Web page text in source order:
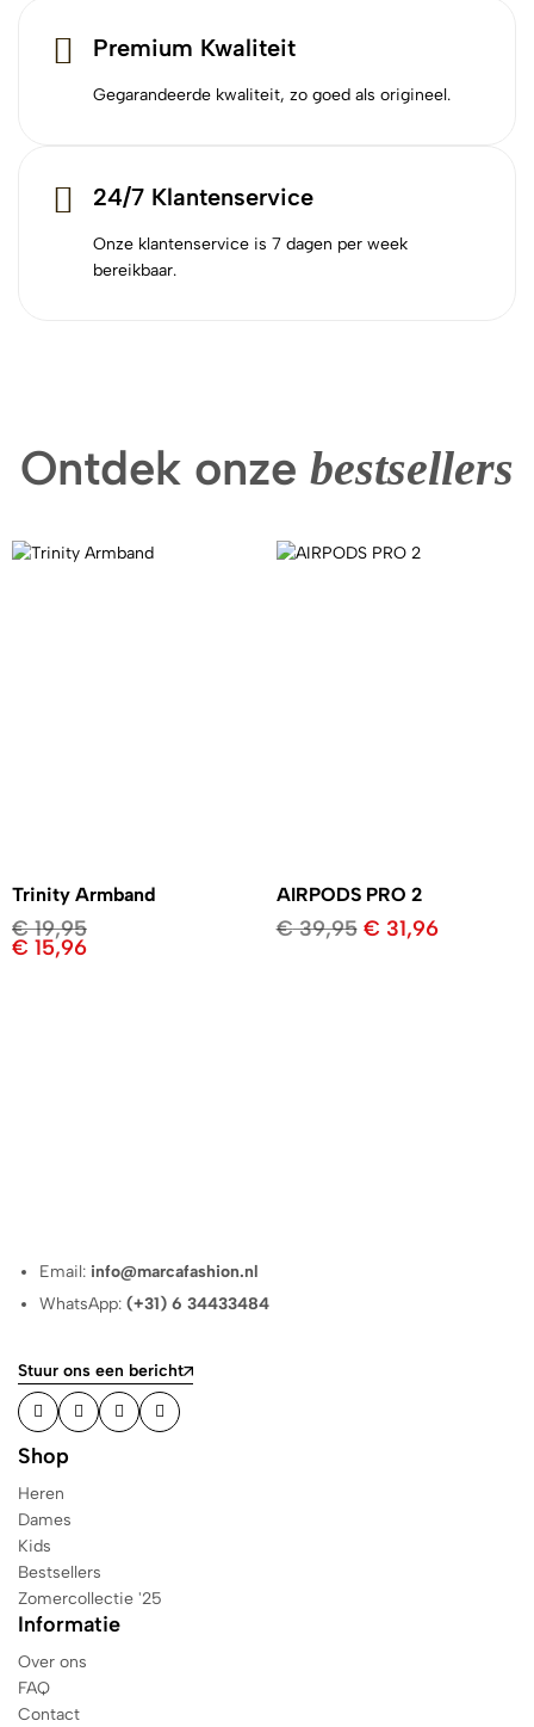
Premium Kwaliteit
Gegarandeerde kwaliteit, zo goed als origineel.
24/7 Klantenservice
Onze klantenservice is 7 dagen per week
bereikbaar.
Ontdek onze bestsellers
Trinity Armband
€19,95
€ 15,96
AIRPODS PRO 2
€39,95 € 31,96
Email: info@marcafashion.nl
WhatsApp:(+31) 6 34433484
Stuur ons een bericht
Shop
Heren
Dames
Kids
Bestsellers
Zomercollectie '25
Informatie
Over ons
FAQ
Contact